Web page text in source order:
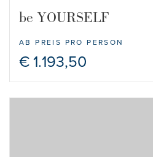
be YOURSELF
AB PREIS PRO PERSON
€ 1.193,50